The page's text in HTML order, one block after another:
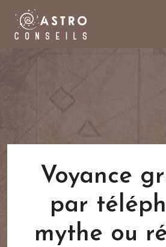
Voyance
par
mythe ou